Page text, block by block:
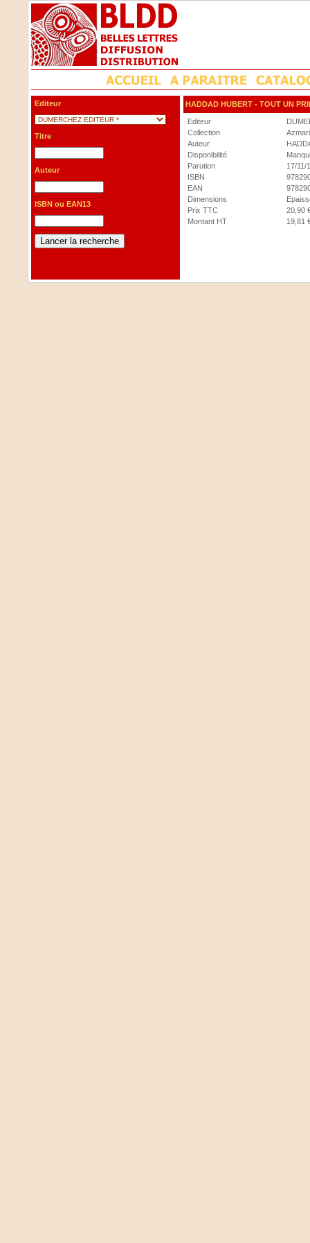
Editeur
Titre
Auteur
ISBN ou EAN13
HADDAD HUBERT - TOUT UN
Editeur
Collection
Azmari
Auteur
Disponibilité
Parution
17/11/
ISBN
EAN
Dimensions
Prix TTC
20,90
Montant HT
19,81